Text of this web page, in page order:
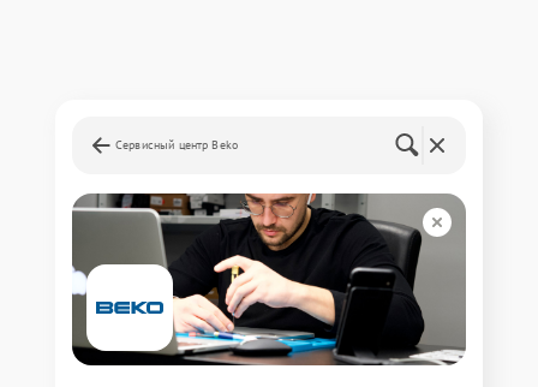
Сервисный центр Beko